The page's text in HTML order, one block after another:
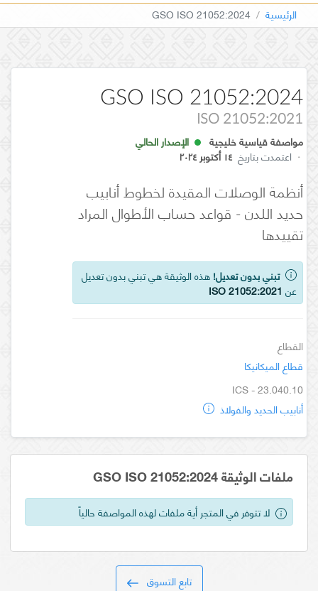
الرئيسية GSO ISO 21052:2024
GSO ISO 21052:2024
ISO 21052:2021
مواصفة قياسية خليجية
الإصدار الحالي
· اعتمدت بتاريخ ١٤ أكتوبر ٢٠٢٤
أنظمة الوصلات المقيدة لخطوط أنابيب
حديد اللدن - قواعد حساب الأطوال المراد
تقييدها
تبني بدون تعديل! هذه الوثيقة هي تبني بدون تعديل
عن ISO 21052:2021
القطاع
قطاع الميكانيكا
ICS - 23.040.10
أنابيب الحديد والفولاذ
ملفات الوثيقة GSO ISO 21052:2024
لا تتوفر في المتجر أية ملفات لهذه المواصفة حالياً
تابع التسوق